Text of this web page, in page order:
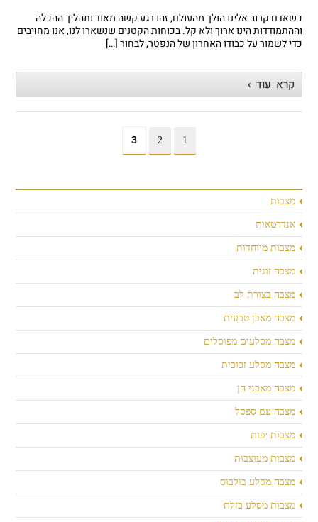
מצבות
אנדרטאות
מצבות מיוחדות
מצבה זוגית
מצבה בצורת לב
מצבה מאבן טבעית
מצבה מסלעים מפוסלים
מצבה מסלע זכוכית
מצבה מאבני חן
מצבה עם ספסל
מצבות יפות
מצבות מעוצבות
מצבה מסלע בולבוס
מצבות מסלע בזלת
כשאדם קרוב אלינו הולך מהעולם, זהו רגע קשה מאוד ותהליך ההכלה
וההתמודדות הינו ארוך ולא קל. בכוחות הקטנים שנשארו לנו, אנו מחויבים
כדי לשמור על כבודו האחרון של הנפטר, לבחור […]
קרא עוד ›
1
2
3